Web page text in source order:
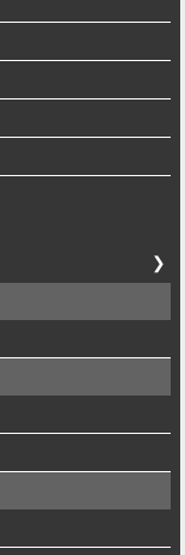
❯